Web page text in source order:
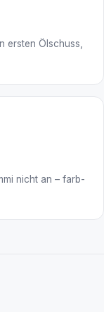
ersten Ölschuss,
nicht an – farb-